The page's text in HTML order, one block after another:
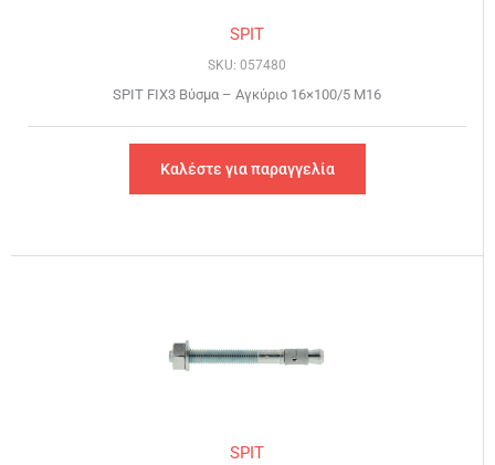
SPIT
SKU: 057480
SPIT FIX3 Βύσμα – Αγκύριο 16×100/5 Μ16
Καλέστε για παραγγελία
SPIT